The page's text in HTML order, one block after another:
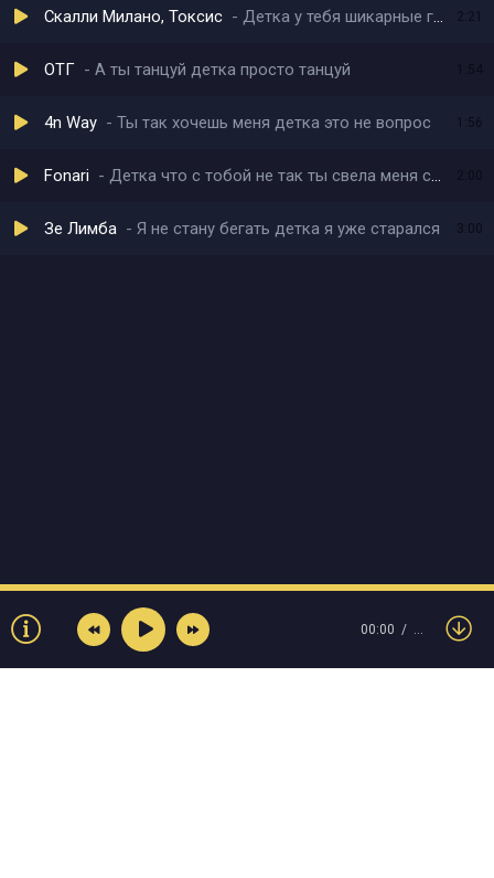
Скалли Милано, Токсис Детка у тебя шикарные глаза 2:21
ОТГ А ты танцуй детка просто танцуй
4n Way Ты так хочешь меня детка это не вопрос 1:56
Fonari Детка что с тобой не так ты свела меня сума
Зе Лимба Я не стану бегать детка я уже старался 3:00
00:00 …